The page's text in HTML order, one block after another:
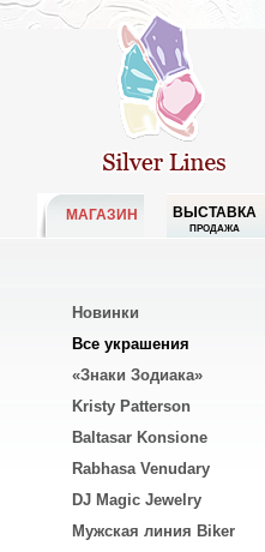
МАГАЗИН ВЫСТАВКА
ПРОДАЖА
Новинки
Все украшения
«Знаки Зодиака»
Kristy Patterson
Baltasar Konsione
Rabhasa Venudary
DJ Magic Jewelry
Мужская линия Biker